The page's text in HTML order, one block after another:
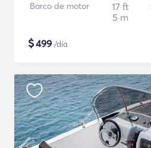
Barco de motor
17 ft
5 m
$499 /día